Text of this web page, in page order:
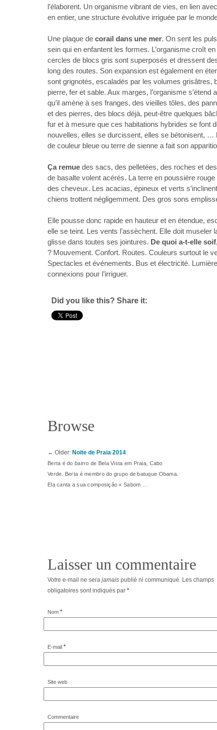
l’élaborent. Un organisme vibrant de vies, en lien
en entier, une structure évolutive irriguée par le
Une plaque de corail dans une mer. On sent les
sein qui en enfantent les formes. L’organisme croît
cercles de blocs gris sont superposés et dressent
long des routes. Son expansion est également en
sont grignotés, escaladés par les volumes grisâtres,
pierre, fer et sable. Aux marges, l’organisme s’étend
qu’il amène à ses franges, des vieilles tôles, des
et des pierres, des blocs déjà, peut-être quelques
fur et à mesure que ces habitations hybrides se font
nouvelles, elles se durcissent, elles se bétonisent, …
de couleur bleue ou terre de sienne a fait son
Ça remue des sacs, des pelletées, des roches et
de basalte volent acérés. La terre en poussière
des cheveux. Les acacias, épineux et verts
chiens trottent négligemment. Des gros sons
Elle pousse donc rapide en hauteur et en étendue,
elle se teint. Les vents l’assèchent. Elle doit museler
glisse dans toutes ses jointures. De quoi a-t-elle
? Mouvement. Confort. Routes. Couleurs surtout le
Spectacles et événements. Bus et électricité.
connexions pour l’irriguer.
Did you like this? Share it:
Browse
← Older: Noite de Praia 2014
Berta é do bairro de Bela Vista em Praia, Cabo
Verde. Berta é membro do grupo de batuque Obama.
Ela canta a sua composição « Sabom …
Laisser un commentaire
Votre e-mail ne sera jamais publié ni communiqué. Les champs
obligatoires sont indiqués par *
Nom *
E-mail *
Site web
Commentaire